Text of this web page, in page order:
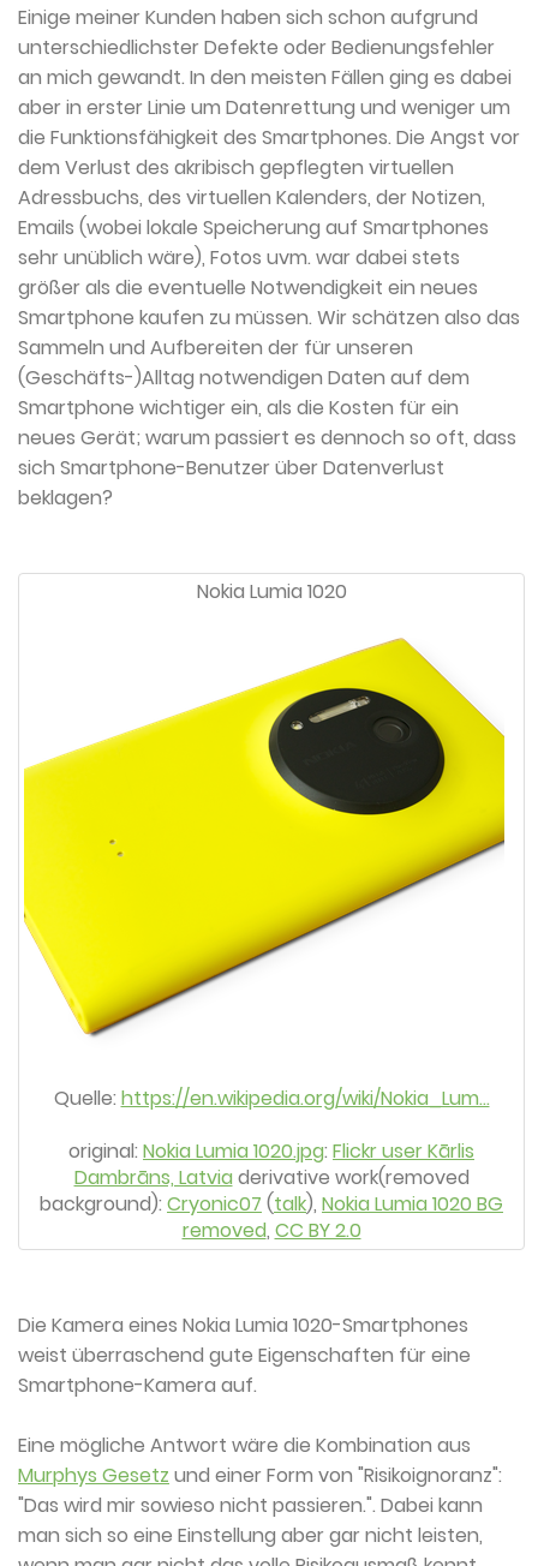
Einige meiner Kunden haben sich schon aufgrund
unterschiedlichster Defekte oder Bedienungsfehler
an mich gewandt. In den meisten Fällen ging es dabei
aber in erster Linie um Datenrettung und weniger um
die Funktionsfähigkeit des Smartphones. Die Angst vor
dem Verlust des akribisch gepflegten virtuellen
Adressbuchs, des virtuellen Kalenders, der Notizen,
Emails (wobei lokale Speicherung auf Smartphones
sehr unüblich wäre), Fotos uvm. war dabei stets
größer als die eventuelle Notwendigkeit ein neues
Smartphone kaufen zu müssen. Wir schätzen also das
Sammeln und Aufbereiten der für unseren
(Geschäfts-)Alltag notwendigen Daten auf dem
Smartphone wichtiger ein, als die Kosten für ein
neues Gerät; warum passiert es dennoch so oft, dass
sich Smartphone-Benutzer über Datenverlust
beklagen?
Nokia Lumia 1020
Quelle: https://en.wikipedia.org/wiki/Nokia_Lum…
original: Nokia Lumia 1020.jpg: Flickr user Kārlis
Dambrāns, Latvia derivative work(removed
background): Cryonic07 (talk), Nokia Lumia 1020 BG
removed, CC BY 2.0
Die Kamera eines Nokia Lumia 1020-Smartphones
weist überraschend gute Eigenschaften für eine
Smartphone-Kamera auf.
Eine mögliche Antwort wäre die Kombination aus
Murphys Gesetz und einer Form von "Risikoignoranz":
"Das wird mir sowieso nicht passieren.". Dabei kann
man sich so eine Einstellung aber gar nicht leisten,